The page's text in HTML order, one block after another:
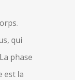
qui
phase
est la